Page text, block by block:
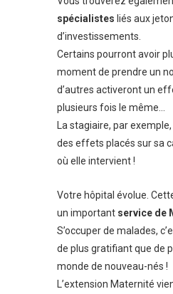
spécialistes liés aux
d’investissements.
Certains pourront avoir
moment de prendre un
d’autres activeront un
plusieurs fois le même…
La stagiaire, par
des effets placés sur sa
où elle intervient !
Votre hôpital évolue.
un important service de
S’occuper de malades,
de plus gratifiant que de
monde de nouveau-nés !
L’extension Maternité